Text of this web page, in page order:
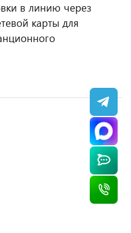
в линию через
карты для